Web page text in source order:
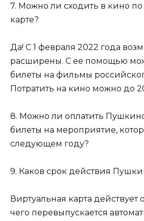
7. Можно ли сходить в кино
карте?
Да! С 1 февраля 2022 года
расширены. С ее помощью
билеты на фильмы
Потратить на кино можно до
8. Можно ли оплатить
билеты на мероприятие,
следующем году?
9. Каков срок действия
Виртуальная карта действует
чего перевыпускается